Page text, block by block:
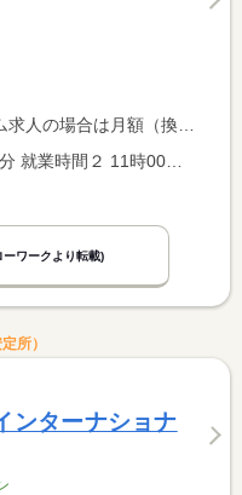
ート求人の場合は時間額を表示しています。
ーワークより転載)
所）
ンターナショナ